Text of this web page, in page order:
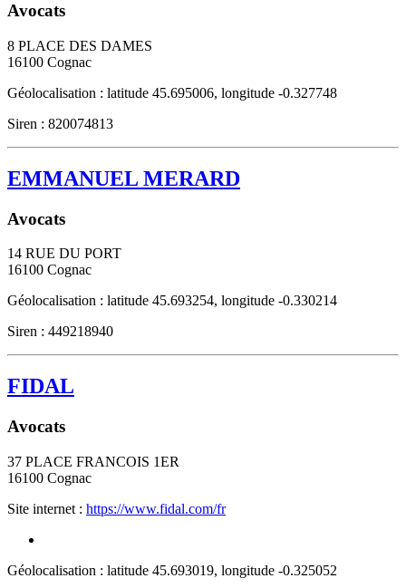
Avocats
8 PLACE DES DAMES
16100 Cognac
Géolocalisation : latitude 45.695006, longitude -0.327748
Siren : 820074813
EMMANUEL MERARD
Avocats
14 RUE DU PORT
16100 Cognac
Géolocalisation : latitude 45.693254, longitude -0.330214
Siren : 449218940
FIDAL
Avocats
37 PLACE FRANCOIS 1ER
16100 Cognac
Site internet : https://www.fidal.com/fr
Géolocalisation : latitude 45.693019, longitude -0.325052